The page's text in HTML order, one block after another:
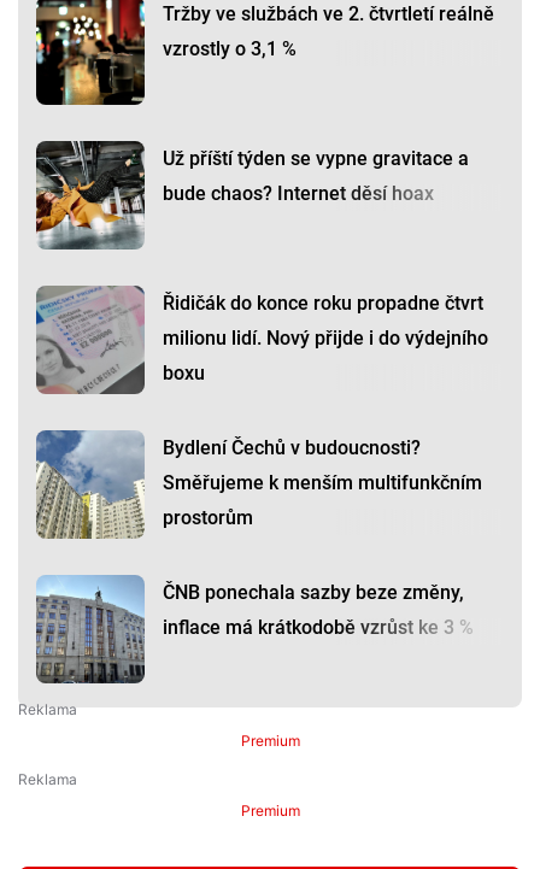
Tržby ve službách ve 2. čtvrtletí reálně
vzrostly o 3,1 %
Už příští týden se vypne gravitace a
bude chaos? Internet děsí hoax
Řidičák do konce roku propadne čtvrt
milionu lidí. Nový přijde i do výdejního
boxu
Bydlení Čechů v budoucnosti?
Směřujeme k menším multifunkčním
prostorům
ČNB ponechala sazby beze změny,
inflace má krátkodobě vzrůst ke 3 %
Premium
Premium